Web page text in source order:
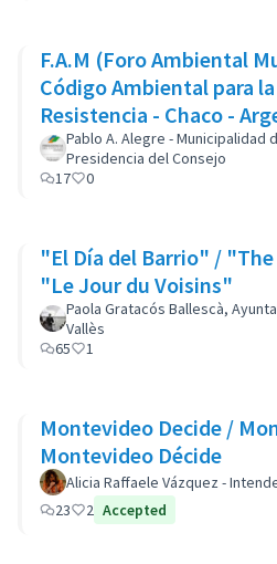
F.A.M (Foro Ambiental
Código Ambiental para
Resistencia - Chaco -
Pablo A. Alegre - Municipalidad
Presidencia del Consejo
17
0
"El Día del Barrio" /
"Le Jour du Voisins"
Paola Gratacós Ballescà,
Vallès
65
1
Montevideo Decide /
Montevideo Décide
Alicia Raffaele Vázquez -
23
2 Accepted